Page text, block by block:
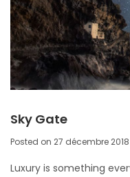
Sky Gate
Posted on 27 décembre 2018
Luxury is something